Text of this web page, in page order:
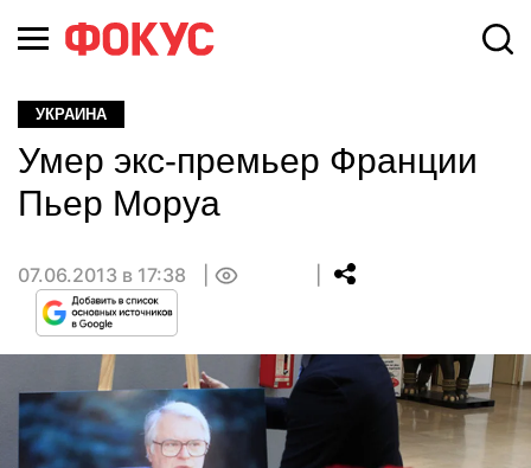
УКРАИНА
Умер экс-премьер Франции
Пьер Моруа
07.06.2013 в 17:38